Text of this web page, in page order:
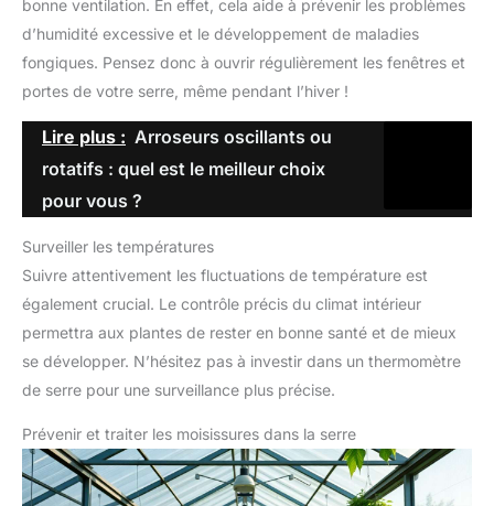
bonne ventilation. En effet, cela aide à prévenir les problèmes
d’humidité excessive et le développement de maladies
fongiques. Pensez donc à ouvrir régulièrement les fenêtres et
portes de votre serre, même pendant l’hiver !
Lire plus : Arroseurs oscillants ou
rotatifs : quel est le meilleur choix
pour vous ?
Surveiller les températures
Suivre attentivement les fluctuations de température est
également crucial. Le contrôle précis du climat intérieur
permettra aux plantes de rester en bonne santé et de mieux
se développer. N’hésitez pas à investir dans un thermomètre
de serre pour une surveillance plus précise.
Prévenir et traiter les moisissures dans la serre